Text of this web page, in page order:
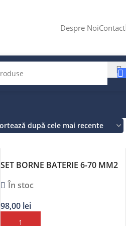
Despre NoiContact
SET BORNE BATERIE 6-70 MM2
În stoc
98,00 lei
ADAUGĂ ÎN COȘ